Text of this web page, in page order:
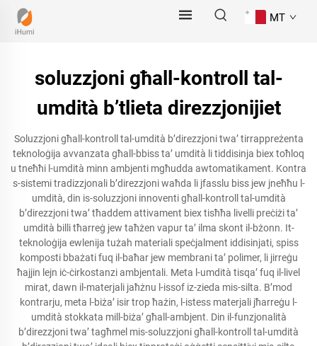
MT
soluzzjoni għall-kontroll tal-
umdità b’tlieta direzzjonijiet
Soluzzjoni għall-kontroll tal-umdità b’direzzjoni twa’ tirrappreżenta
teknoloġija avvanzata għall-bbiss ta’ umdità li tiddisinja biex toħloq
u tneħħi l-umdità minn ambjenti mgħudda awtomatikament. Kontra
s-sistemi tradizzjonali b’direzzjoni waħda li jfasslu biss jew jneħħu l-
umdità, din is-soluzzjoni innoventi għall-kontroll tal-umdità
b’direzzjoni twa’ tħaddem attivament biex tisħħa livelli preċiżi ta’
umdità billi tħarreġ jew taħżen vapur ta’ ilma skont il-bżonn. It-
teknoloġija ewlenija tużah materiali speċjalment iddisinjati, spiss
komposti bbażati fuq il-baħar jew membrani ta’ polimer, li jirreġu
ħajjin lejn iċ-ċirkostanzi ambjentali. Meta l-umdità tisqa’ fuq il-livel
mirat, dawn il-materjali jaħżnu l-issof iz-zieda mis-silta. B’mod
kontrarju, meta l-biża’ isir trop ħażin, l-istess materjali jħarreġu l-
umdità stokkata mill-biża’ għall-ambjent. Din il-funzjonalità
b’direzzjoni twa’ tagħmel mis-soluzzjoni għall-kontroll tal-umdità